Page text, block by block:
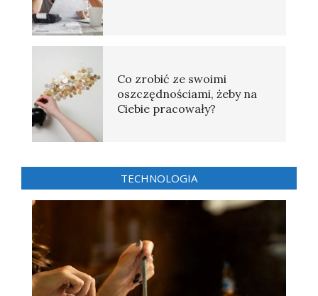
Co zrobić ze swoimi
oszczędnościami, żeby na
Ciebie pracowały?
TECHNOLOGIA